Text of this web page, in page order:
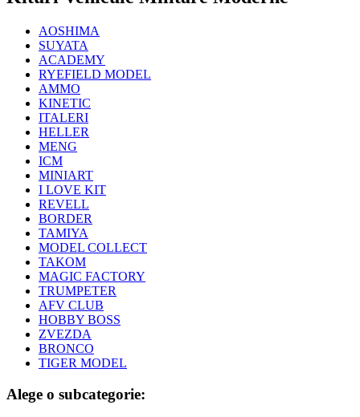
AOSHIMA
SUYATA
ACADEMY
RYEFIELD MODEL
AMMO
KINETIC
ITALERI
HELLER
MENG
ICM
MINIART
I LOVE KIT
REVELL
BORDER
TAMIYA
MODEL COLLECT
TAKOM
MAGIC FACTORY
TRUMPETER
AFV CLUB
HOBBY BOSS
ZVEZDA
BRONCO
TIGER MODEL
Alege o subcategorie: